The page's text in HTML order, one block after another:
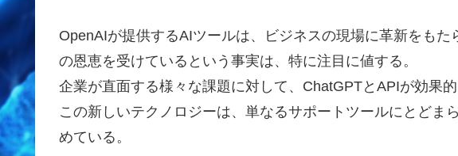
OpenAIが提供するAIツールは、ビジネスの現場に革新をも
の恩恵を受けているという事実は、特に注目に値する。
企業が直面する様々な課題に対して、ChatGPTとAPIが効果的
この新しいテクノロジーは、単なるサポートツールにとどま
めている。